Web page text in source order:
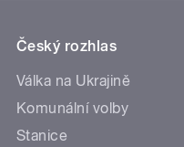
Český rozhlas
Válka na Ukrajině
Komunální volby
Stanice